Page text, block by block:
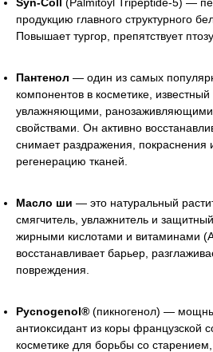
продукцию главного структурного
Повышает тургор, препятствует птозу.
Пантенол — один из самых
компонентов в косметике,
увлажняющими,
свойствами. Он активно
снимает раздражения, покраснения
регенерацию тканей.
Масло ши — это натуральный
смягчитель, увлажнитель и
жирными кислотами и витаминами
восстанавливает барьер,
повреждения.
Pycnogenol® (пикногенол) —
антиоксидант из коры французской
косметике для борьбы со